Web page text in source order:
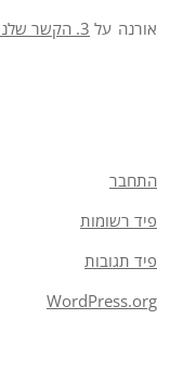
אורנה על 3. הקשר שלנו בין בלט לשחייה
התחבר
פיד רשומות
פיד תגובות
WordPress.org